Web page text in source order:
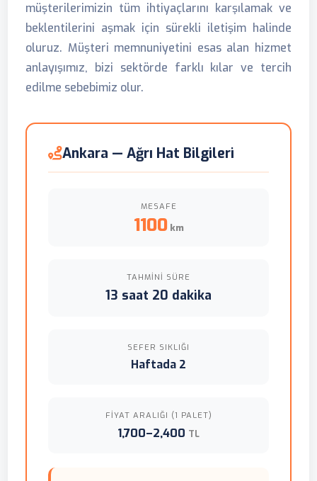
müşterilerimizin tüm ihtiyaçlarını karşılamak ve
beklentilerini aşmak için sürekli iletişim halinde
oluruz. Müşteri memnuniyetini esas alan hizmet
anlayışımız, bizi sektörde farklı kılar ve tercih
edilme sebebimiz olur.
Ankara — Ağrı Hat Bilgileri
MESAFE
1100 km
TAHMINI SÜRE
13 saat 20 dakika
SEFER SIKLIĞI
Haftada 2
FIYAT ARALIĞI (1 PALET)
1,700–2,400 TL